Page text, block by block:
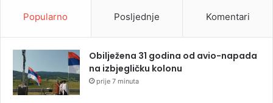
Popularno Posljednje Komentari
Obilježena 31 godina od avio-napada
na izbjegličku kolonu
prije 7 minuta